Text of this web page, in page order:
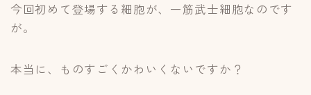
今回初めて登場する細胞が、一筋武士細胞なのです
が。
本当に、ものすごくかわいくないですか？